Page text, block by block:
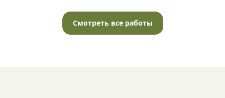
Смотреть все работы